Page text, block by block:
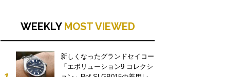
WEEKLY MOST VIEWED
新しくなったグランドセイコー
「エボリューション9 コレクシ